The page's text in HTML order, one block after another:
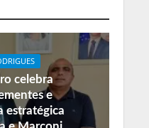
celebra
e
estratégica